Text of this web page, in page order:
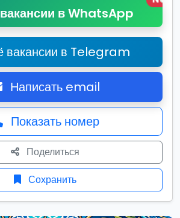
в WhatsApp
вакансии в Telegram
Написать email
Показать номер
Поделиться
Сохранить